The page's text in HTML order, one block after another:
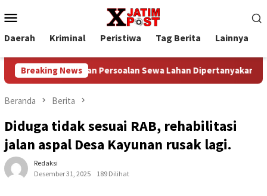
ke
kontenMobile
Daerah Kriminal Peristiwa Tag Berita Lainnya
Breaking News
Sewa Lahan Dipertanyakan Prof. Sutan
Beranda Berita
Diduga tidak sesuai RAB, rehabilitasi
jalan aspal Desa Kayunan rusak lagi.
Redaksi
Desember 31, 2025
189 Dilihat